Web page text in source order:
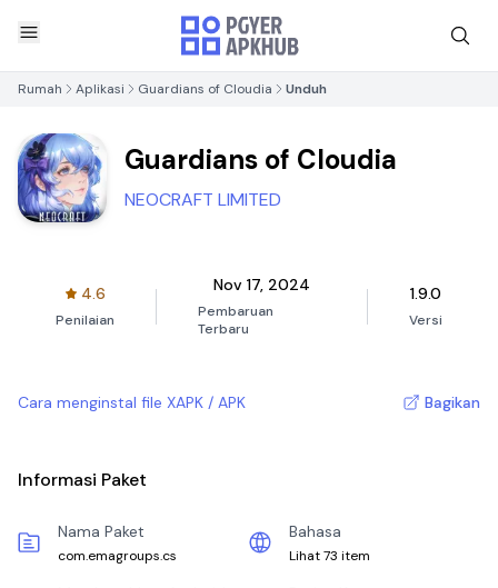
Rumah Aplikasi Guardians of Cloudia Unduh
Guardians of Cloudia
NEOCRAFT LIMITED
4.6
Penilaian
Nov 17, 2024
Pembaruan
Terbaru
1.9.0
Versi
Cara menginstal file XAPK / APK Bagikan
Informasi Paket
Nama Paket
com.emagroups.cs
Bahasa
Lihat 73 item